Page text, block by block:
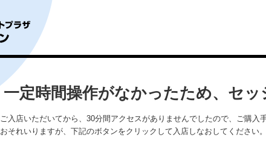
一定時間操作がなかったため、セ
ご入店いただいてから、30分間アクセスがありませんでしたので、ご購入
おそれいりますが、下記のボタンをクリックして入店しなおしてください。